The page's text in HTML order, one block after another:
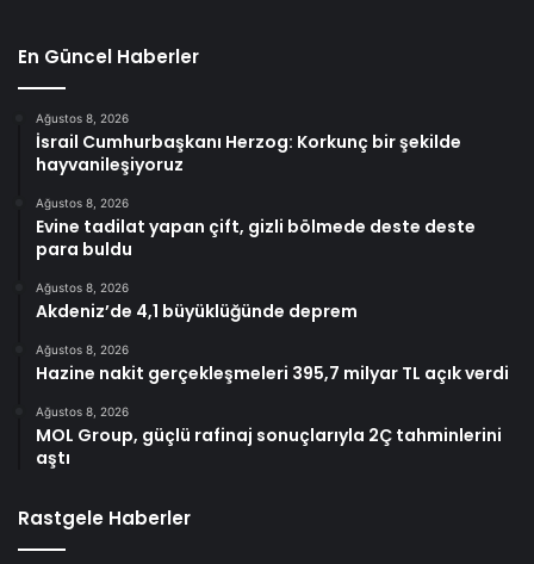
En Güncel Haberler
Ağustos 8, 2026
İsrail Cumhurbaşkanı Herzog: Korkunç bir şekilde
hayvanileşiyoruz
Ağustos 8, 2026
Evine tadilat yapan çift, gizli bölmede deste deste
para buldu
Ağustos 8, 2026
Akdeniz’de 4,1 büyüklüğünde deprem
Ağustos 8, 2026
Hazine nakit gerçekleşmeleri 395,7 milyar TL açık verdi
Ağustos 8, 2026
MOL Group, güçlü rafinaj sonuçlarıyla 2Ç tahminlerini
aştı
Rastgele Haberler